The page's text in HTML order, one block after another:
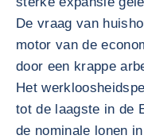
De vraag van
motor van de
door een krappe
Het
tot de laagste in de
de nominale lonen